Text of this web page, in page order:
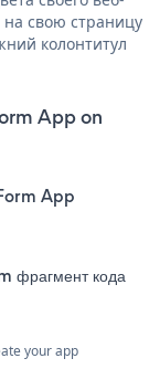
свою страницу
колонтитул
App on
App
фрагмент кода
your app